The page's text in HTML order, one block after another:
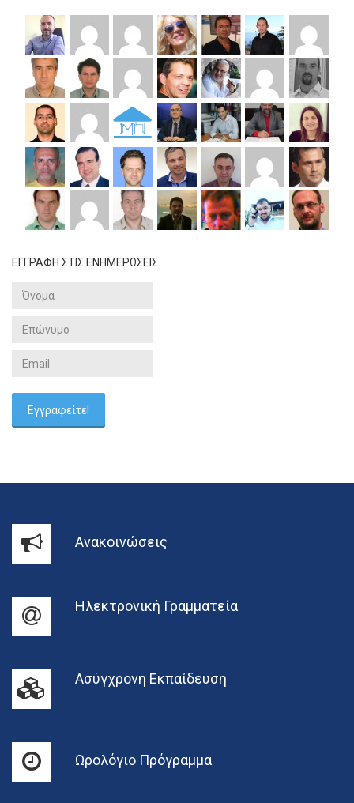
ΕΓΓΡΑΦΗ ΣΤΙΣ ΕΝΗΜΕΡΩΣΕΙΣ.
Ανακοινώσεις
Ηλεκτρονική Γραμματεία
Ασύγχρονη Εκπαίδευση
Ωρολόγιο Πρόγραμμα